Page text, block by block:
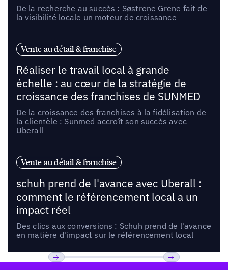
De la recherche au succès : Søstrene Grene fait de
la visibilité locale un moteur de croissance
Vente au détail & franchise
Réaliser le travail local à grande
échelle : au cœur de la stratégie de
croissance des franchises de SUNMED
De la croissance des franchises à la fidélisation de
la clientèle : Sunmed accroît son succès avec
Uberall
Vente au détail & franchise
schuh prend de l'avance avec Uberall :
comment le référencement local a un
impact réel
Des clics aux conversions : Schuh prend de l'avance
en matière d'impact sur le référencement local